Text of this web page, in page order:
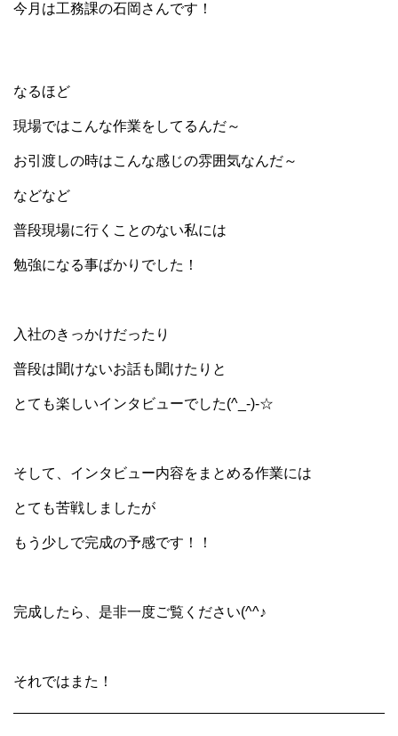
今月は工務課の石岡さんです！
なるほど
現場ではこんな作業をしてるんだ～
お引渡しの時はこんな感じの雰囲気なんだ～
などなど
普段現場に行くことのない私には
勉強になる事ばかりでした！
入社のきっかけだったり
普段は聞けないお話も聞けたりと
とても楽しいインタビューでした(^_-)-☆
そして、インタビュー内容をまとめる作業には
とても苦戦しましたが
もう少しで完成の予感です！！
完成したら、是非一度ご覧ください(^^♪
それではまた！